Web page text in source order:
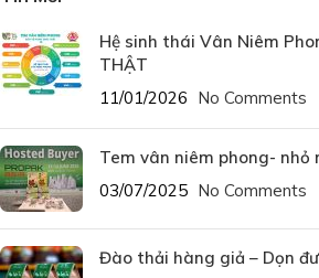
Hệ sinh thái Vân Niêm
THẬT
11/01/2026 No Comments
Tem vân niêm phong- nhỏ
03/07/2025 No Comments
Đào thải hàng giả – Dọn